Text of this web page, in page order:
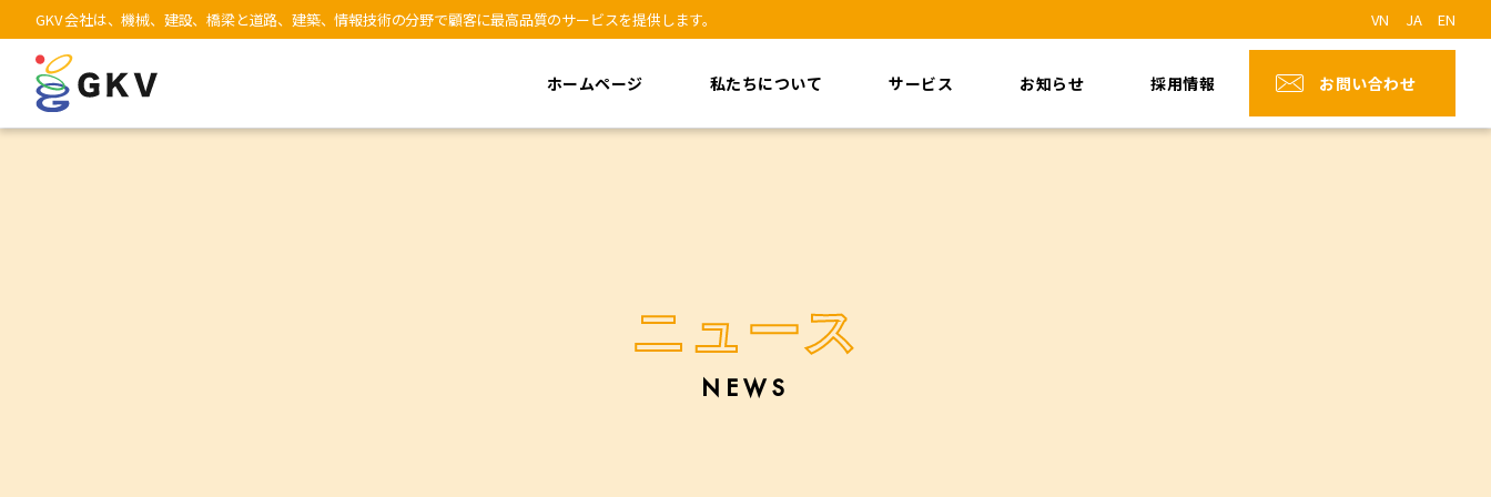
GKV 会社は、機械、建設、橋梁と道路、建築、情報技術の分野で顧客に最高品質のサービスを提供します。 VN JA EN
ホームページ 私たちについて サービス お知らせ 採用情報 お問い合わせ
ニュース
NEWS